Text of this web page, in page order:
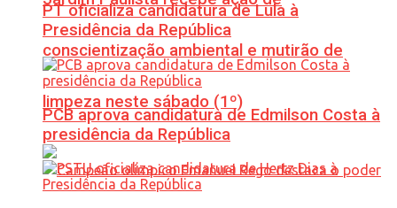
conscientização ambiental e mutirão de
limpeza neste sábado (1º)
PT oficializa candidatura de Lula à
Presidência da República
PCB aprova candidatura de Edmilson Costa à
presidência da República